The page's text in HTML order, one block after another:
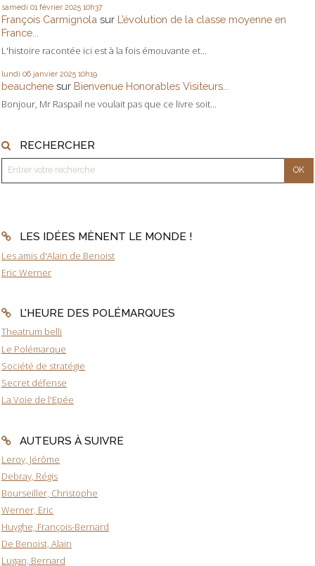
samedi 01 février 2025 10h37
François Carmignola sur L’évolution de la classe moyenne en
France...
L'histoire racontée ici est à la fois émouvante et...
lundi 06 janvier 2025 10h19
beauchene sur Bienvenue Honorables Visiteurs...
Bonjour, Mr Raspail ne voulait pas que ce livre soit...
RECHERCHER
LES IDÉES MÈNENT LE MONDE !
Les amis d'Alain de Benoist
Eric Werner
L'HEURE DES POLÉMARQUES
Theatrum belli
Le Polémarque
Société de stratégie
Secret défense
La Voie de l'Epée
AUTEURS À SUIVRE
Leroy, Jérôme
Debray, Régis
Bourseiller, Christophe
Werner, Eric
Huyghe, François-Bernard
De Benoist, Alain
Lugan, Bernard